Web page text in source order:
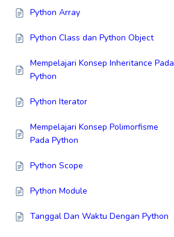
Python Array
Python Class dan Python Object
Mempelajari Konsep Inheritance Pada
Python
Python Iterator
Mempelajari Konsep Polimorfisme
Pada Python
Python Scope
Python Module
Tanggal Dan Waktu Dengan Python